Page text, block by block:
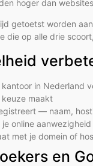
hoger dan
getoetst worden
die op alle drie
in Nederland
keuze maakt
— naam,
online aanwezigheid
met je domein of
en